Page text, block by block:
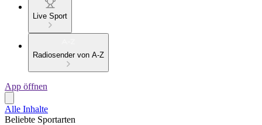
Live Sport
Radiosender von A-Z
App öffnen
Alle Inhalte
Beliebte Sportarten